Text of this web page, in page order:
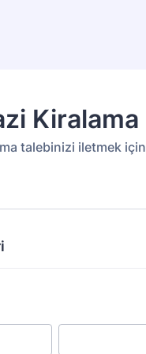
Kiralama
talebinizi iletmek